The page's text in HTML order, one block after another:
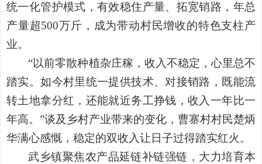
统一化管护模式，有效稳住产量、拓宽销路，年总
产量超500万斤，成为带动村民增收的特色支柱产
业。
“以前零散种植杂庄稼，收入不稳定，心里总不
踏实。如今村里统一提供技术、对接销路，既能流
转土地拿分红，还能就近务工挣钱，收入一年比一
年高。”谈及乡村产业带来的变化，曹寨村村民楚炳
华满心感慨，稳定的双收入让日子过得踏实红火。
武乡镇聚焦农产品延链补链强链，大力培育本